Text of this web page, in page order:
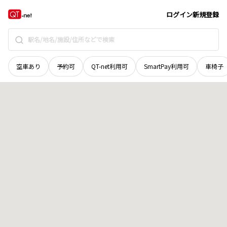
ログイン新規登録
空車あり 予約可 QT-net利用可 SmartPay利用可 車椅子
和歌山県